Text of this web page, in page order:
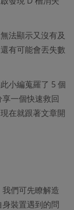
法顯示又沒有及
有可能會丟失數
小編蒐羅了 5 個
享一個快速救回
在就跟著文章開
們可先瞭解造
裝置遇到的問